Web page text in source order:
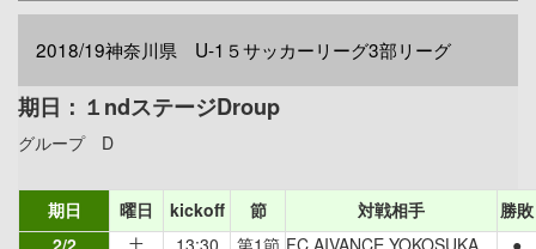
2018/19神奈川県 U-1５サッカーリーグ3部リーグ
期日：１ndステージDroup
グループ D
期日 曜日 kickoff 節 対戦相手
勝敗
2/2
土 13:30 第1節 FC AIVANCE YOKOSUKA ●